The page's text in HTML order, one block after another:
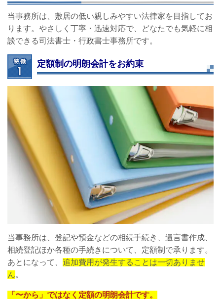
当事務所は、敷居の低い親しみやすい法律家を目指してお
ります。やさしく丁寧・迅速対応で、どなたでも気軽に相
談できる司法書士・行政書士事務所です。
定額制の明朗会計をお約束
当事務所は、登記や預金などの相続手続き、遺言書作成、
相続登記ほか各種の手続きについて、定額制で承ります。
あとになって、 追加費用が発生することは一切ありませ
ん。
「〜から」ではなく定額の明朗会計です。